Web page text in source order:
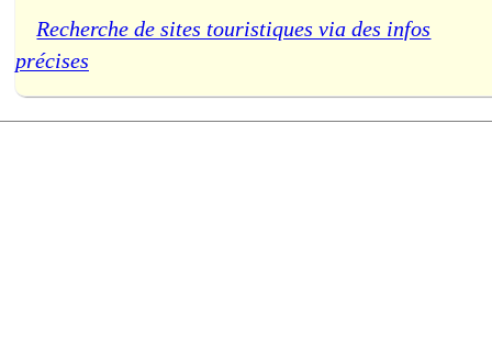
Recherche de sites touristiques via des infos
précises